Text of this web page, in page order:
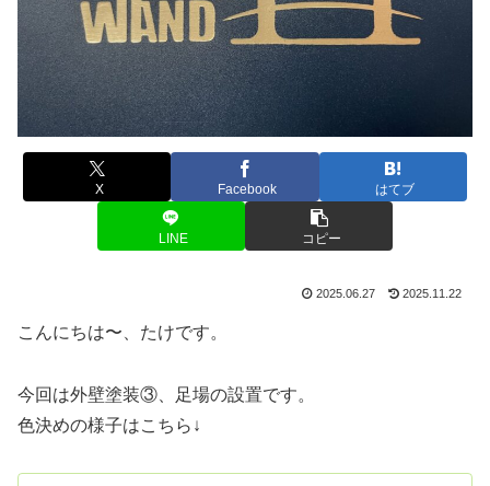
X Facebook はてブ
LINE コピー
2025.06.27 2025.11.22
こんにちは〜、たけです。
今回は外壁塗装③、足場の設置です。
色決めの様子はこちら↓